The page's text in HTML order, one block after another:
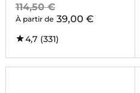
114,50 €
À partir de 39,00 €
4,7 (331)